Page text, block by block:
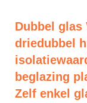
Dubbel glas
driedubbel
beglazing
Zelf enkel